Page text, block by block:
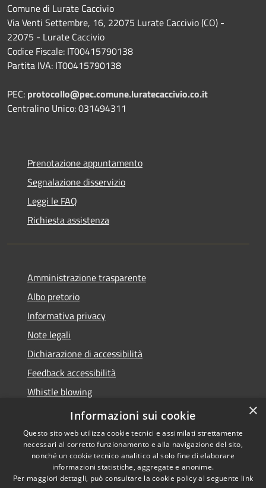
Comune di Lurate Caccivio
Via Venti Settembre, 16, 22075 Lurate Caccivio (CO) -
22075 - Lurate Caccivio
Codice Fiscale: IT00415790138
Partita IVA: IT00415790138
PEC: protocollo@pec.comune.luratecaccivio.co.it
Centralino Unico: 031494311
Prenotazione appuntamento
Segnalazione disservizio
Leggi le FAQ
Richiesta assistenza
Amministrazione trasparente
Albo pretorio
Informativa privacy
Note legali
Dichiarazione di accessibilità
Feedback accessibilità
Whistle blowing
Titolare potere sostitutivo
Accessibilità
Copyright © 2026 • Comune di
Lurate Caccivio • Powered by
×
Informazioni sui cookie
Questo sito web utilizza cookie tecnici e assimilati strettamente
necessari al corretto funzionamento e alla navigazione del sito,
nonché un cookie tecnico analitico al solo fine di elaborare
informazioni statistiche, aggregate e anonime.
Per maggiori dettagli, può consultare la cookie policy al seguente link